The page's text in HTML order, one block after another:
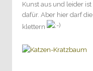
Kunst aus und leider
dafür. Aber hier darf
klettern